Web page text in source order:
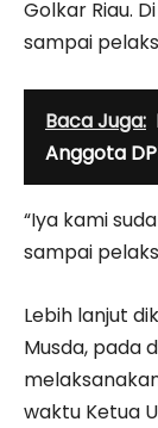
Golkar Riau.
sampai
Baca Juga:
Anggota
“Iya kami
sampai
Lebih lanjut
Musda, pada
waktu Ketua